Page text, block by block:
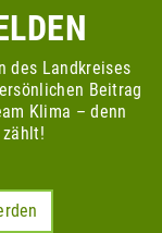
des Landkreises
Beitrag
Klima – denn